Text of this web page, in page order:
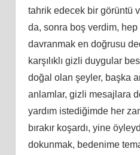
tahrik edecek bir görüntü
da, sonra boş verdim,
davranmak en doğrusu
karşılıklı gizli duygular
doğal olan şeyler, başka
anlamlar, gizli mesajlara
yardım istediğimde her
bırakır koşardı, yine
dokunmak, bedenime